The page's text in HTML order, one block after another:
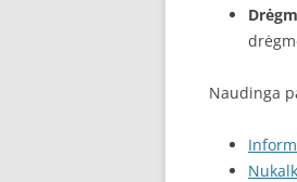
Naudinga